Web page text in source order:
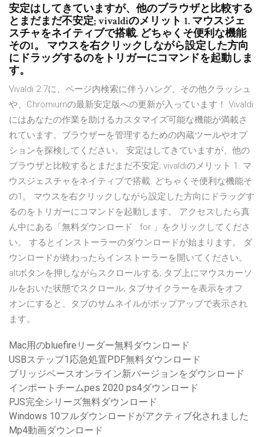
安定はしてきていますが、他のブラウザと比較する
とまだまだ不安定; vivaldiのメリット 1. マウスジェ
スチャをネイティブで搭載. どちゃくそ便利な機能
その1。 マウスを右クリックしながら設定した方向
にドラッグするのをトリガーにコマンドを起動しま
す。
Vivaldi 2.7に、ページ内検索に伴うハング、その他クラッシュ
や、Chromiumの最新安定版への更新が入っています！ Vivaldi
にはあなたの作業を助けるカスタマイズ可能な機能が満載さ
れています。ブラウザーを管理するための内蔵ツールやオプ
ションを探検してください。 安定はしてきていますが、他の
ブラウザと比較するとまだまだ不安定; vivaldiのメリット 1. マ
ウスジェスチャをネイティブで搭載. どちゃくそ便利な機能そ
の1。 マウスを右クリックしながら設定した方向にドラッグす
るのをトリガーにコマンドを起動します。 アクセスしたら真
ん中にある「無料ダウンロード . for 」をクリックしてくださ
い。 するとインストーラーのダウンロードが始まります。 ダ
ウンロードが終わったらインストーラーを開いてください。
altボタンを押しながらスクロールする; タブ上にマウスカーソ
ルをおいた状態でスクロール; タブサイクラーを表示をオフ.
オンにすると、タブのサムネイルがポップアップで表示され
ます。
Mac用のbluefireリーダー無料ダウンロード
USBステップ1応急処置PDF無料ダウンロード
ブリッジベースオンライン新バージョンをダウンロード
インポートチームpes 2020 ps4ダウンロード
PJS完全シリーズ無料ダウンロード
Windows 10フルダウンロードがアクティブ化されました
Mp4動画ダウンロード